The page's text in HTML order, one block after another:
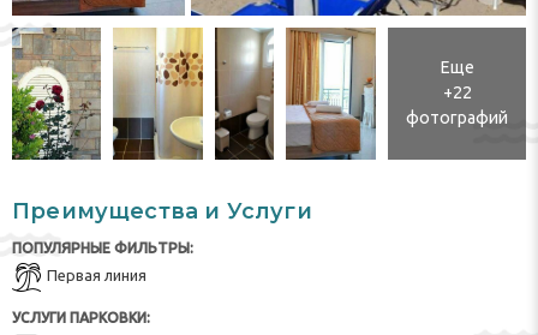
Еще
+22
фотографий
Преимущества и Услуги
ПОПУЛЯРНЫЕ ФИЛЬТРЫ:
Первая линия
УСЛУГИ ПАРКОВКИ: